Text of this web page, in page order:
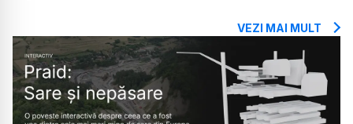
VEZI MAI MULT